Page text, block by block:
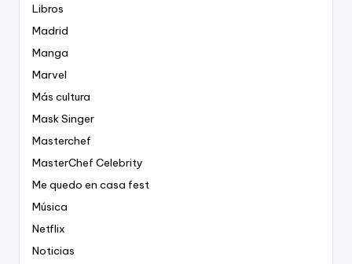
Libros
Madrid
Manga
Marvel
Más cultura
Mask Singer
Masterchef
MasterChef Celebrity
Me quedo en casa fest
Música
Netflix
Noticias